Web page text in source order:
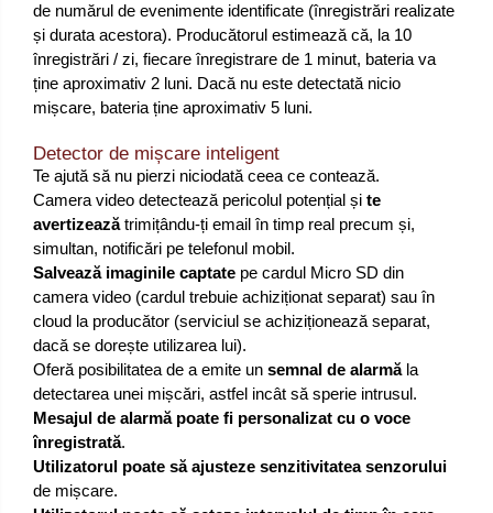
de numărul de evenimente identificate (înregistrări realizate
și durata acestora). Producătorul estimează că, la 10
înregistrări / zi, fiecare înregistrare de 1 minut, bateria va
ține aproximativ 2 luni. Dacă nu este detectată nicio
mișcare, bateria ține aproximativ 5 luni.
Detector de mișcare inteligent
Te ajută să nu pierzi niciodată ceea ce contează.
Camera video detectează pericolul potențial și te
avertizeazătrimițându-ți email în timp real precum și,
simultan, notificări pe telefonul mobil.
Salvează imaginile captate pe cardul Micro SD din
camera video (cardul trebuie achiziționat separat) sau în
cloud la producător (serviciul se achiziționează separat,
dacă se dorește utilizarea lui).
Oferă posibilitatea de a emite un semnal de alarmăla
detectarea unei mișcări, astfel incât să sperie intrusul.
Mesajul de alarmă poate fi personalizat cu o voce
înregistrată.
Utilizatorul poate să ajusteze senzitivitatea senzorului
de mișcare.